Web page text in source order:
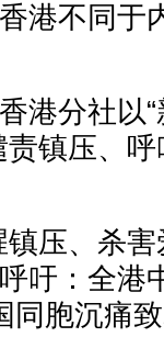
港不同于
港分社以
镇压、
压、杀
吁：全港
同胞沉痛